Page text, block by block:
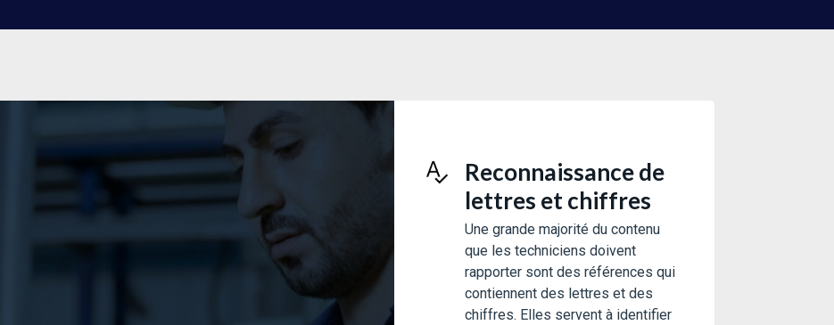
Reconnaissance de
lettres et chiffres
Une grande majorité du contenu
que les techniciens doivent
rapporter sont des références qui
contiennent des lettres et des
chiffres. Elles servent à identifier